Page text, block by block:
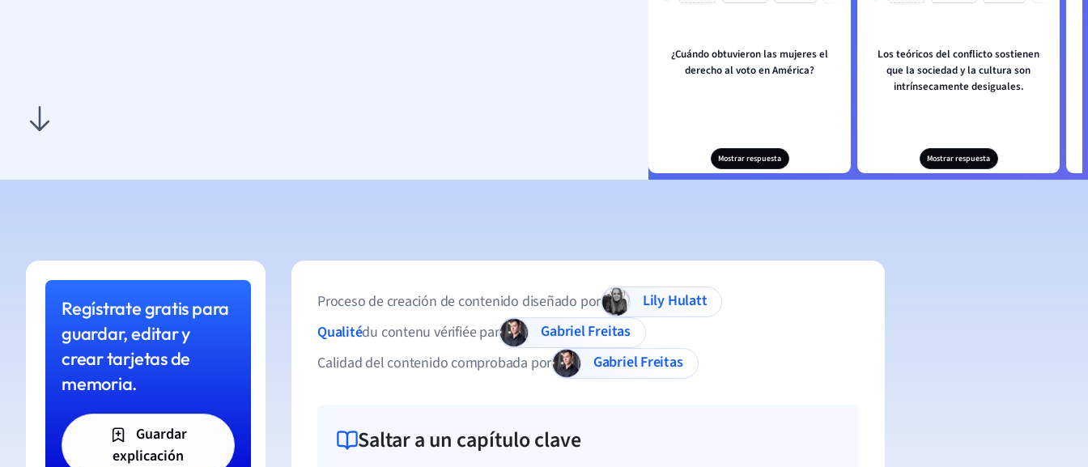
¿Cuándo obtuvieron las mujeres el
derecho al voto en América?
Mostrar respuesta
Los teóricos del conflicto sostienen
que la sociedad y la cultura son
intrínsecamente desiguales.
Mostrar respuesta
Regístrate gratis para
guardar, editar y
crear tarjetas de
memoria.
Guardar
explicación
Proceso de creación de contenido diseñado por
Lily Hulatt
Qualitédu contenu vérifiée par
Gabriel Freitas
Calidad del contenido comprobada por
Gabriel Freitas
Saltar a un capítulo clave